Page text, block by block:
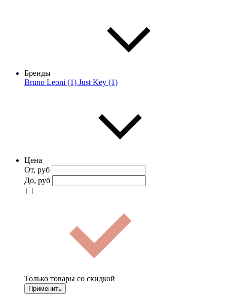
Бренды
Bruno Leoni (1) Just Key (1)
Цена
От, руб
До, руб
Только товары со скидкой
Применить